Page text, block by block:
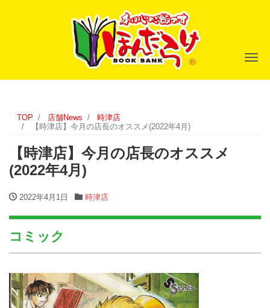
ナ
TOP 店舗News
時津店
【時津店】今月の店長のオススメ(2022年4月)
【時津店】今月の店長のオススメ
(2022年4月)
2022年4月1日 時津店
コミック